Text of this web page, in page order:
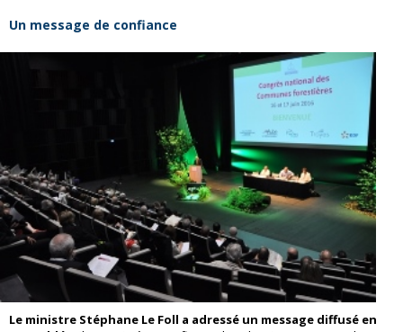
Un message de confiance
Le ministre Stéphane Le Foll a adressé un message diffusé en